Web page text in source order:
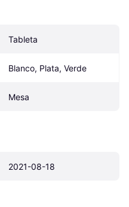
Tableta
Blanco, Plata, Verde
Mesa
2021-08-18